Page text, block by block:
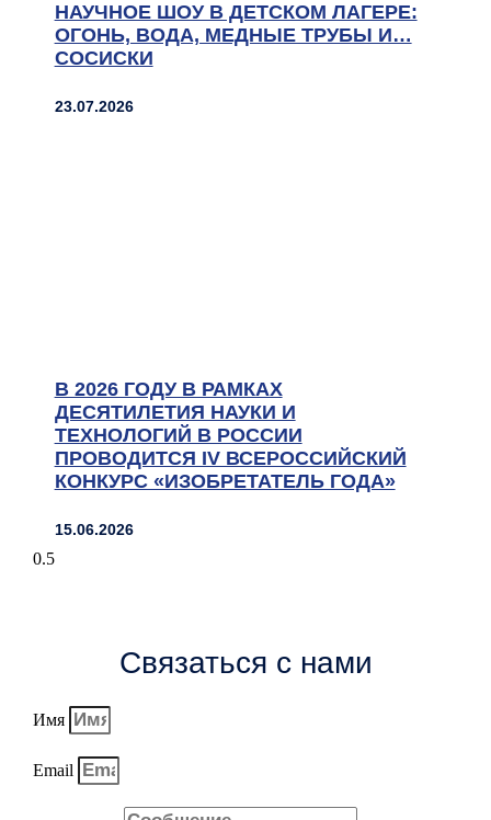
НАУЧНОЕ ШОУ В ДЕТСКОМ ЛАГЕРЕ:
ОГОНЬ, ВОДА, МЕДНЫЕ ТРУБЫ И…
СОСИСКИ
23.07.2026
В 2026 ГОДУ В РАМКАХ
ДЕСЯТИЛЕТИЯ НАУКИ И
ТЕХНОЛОГИЙ В РОССИИ
ПРОВОДИТСЯ IV ВСЕРОССИЙСКИЙ
КОНКУРС «ИЗОБРЕТАТЕЛЬ ГОДА»
15.06.2026
Связаться с нами
Имя
Email